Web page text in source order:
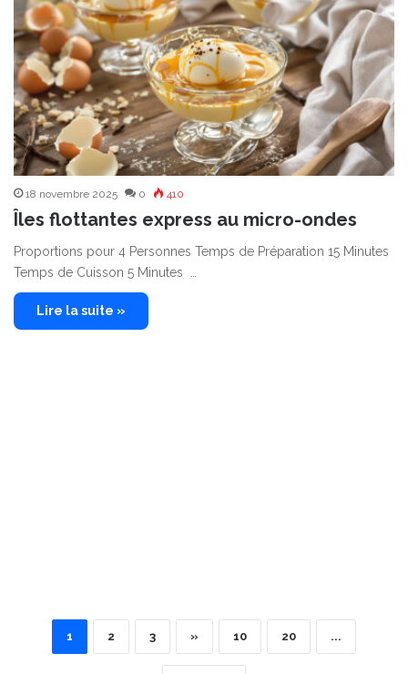
18 novembre 2025 0 410
Îles flottantes express au micro-ondes
Proportions pour 4 Personnes Temps de Préparation 15 Minutes
Temps de Cuisson 5 Minutes …
Lire la suite »
1 2 3 » 10 20 ...